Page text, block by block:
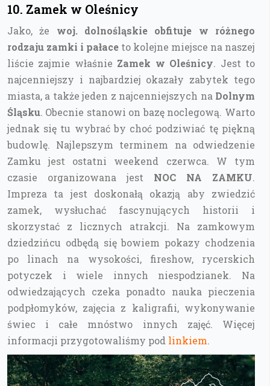
10. Zamek w Oleśnicy
Jako, że woj. dolnośląskie obfituje w różnego
rodzaju zamki i pałace to kolejne miejsce na naszej
liście zajmie właśnie Zamek w Oleśnicy. Jest to
najcenniejszy i najbardziej okazały zabytek tego
miasta, a także jeden z najcenniejszych na Dolnym
Śląsku. Obecnie stanowi on bazę noclegową. Warto
jednak się tu wybrać by choć podziwiać tę piękną
budowlę. Najlepszym terminem na odwiedzenie
Zamku jest ostatni weekend czerwca. W tym
czasie organizowana jest NOC NA ZAMKU.
Impreza ta jest doskonałą okazją aby zwiedzić
zamek, wysłuchać fascynujących historii i
skorzystać z licznych atrakcji. Na zamkowym
dziedzińcu odbędą się bowiem pokazy chodzenia
po linach na wysokości, fireshow, rycerskich
potyczek i wiele innych niespodzianek. Na
odwiedzających czeka ponadto nauka pieczenia
podpłomyków, zajęcia z kaligrafii, wykonywanie
świec i całe mnóstwo innych zajęć. Więcej
informacji przygotowaliśmy pod linkiem.